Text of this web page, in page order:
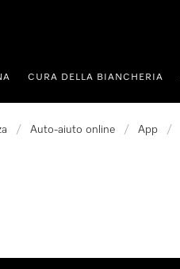
CURA DELLA BIANCHERIA
/ Auto-aiuto online / App /